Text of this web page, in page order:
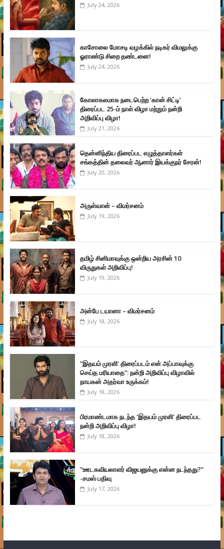
July 24, 2026
காசோலை மோசடி வழக்கில் நடிகர் விமலுக்கு
ஓராண்டு சிறை தண்டனை!
July 24, 2026
கோலாகலமாக நடைபெற்ற ‘கான் சிட்டி’
திரைப்பட 25-ம் நாள் விழா மற்றும் நன்றி
அறிவிப்பு விழா!
July 21, 2026
தென்னிந்திய திரைப்பட எழுத்தாளர்கள்
சங்கத்தின் தலைவர் ஆனார் இயக்குநர் சேரன்!
July 20, 2026
அருள்வான் – விமர்சனம்
July 19, 2026
தமிழ் சினிமாவுக்கு ஒன்றிய அரசின் 10
விருதுகள் அறிவிப்பு!
July 19, 2026
அன்பே டயானா – விமர்சனம்
July 18, 2026
”இதயம் முரளி’ திரைப்படம் என் அப்பாவுக்கு
செய்த மரியாதை”: நன்றி அறிவிப்பு விழாவில்
நாயகன் அதர்வா உருக்கம்!
July 18, 2026
பிரமாண்டமாக நடந்த ‘இதயம் முரளி’ திரைப்பட
நன்றி அறிவிப்பு விழா!
July 18, 2026
”ஊடகவியலாளர் விஜயனுக்கு என்ன நடந்தது?”
-சமஸ் பதிவு
July 17, 2026